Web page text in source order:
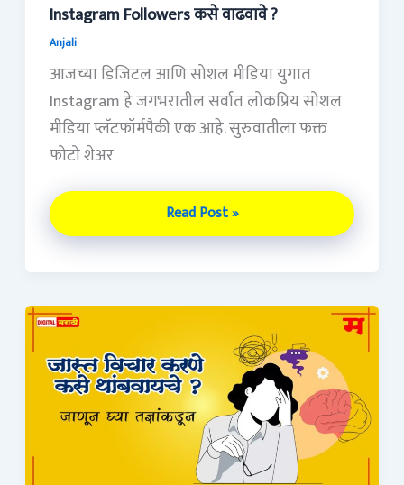
Instagram Followers कसे वाढवावे ?
Anjali
आजच्या डिजिटल आणि सोशल मीडिया युगात
Instagram हे जगभरातील सर्वात लोकप्रिय सोशल
मीडिया प्लॅटफॉर्मपैकी एक आहे. सुरुवातीला फक्त
फोटो शेअर
Read Post »
विचार
करणे
कसे
थांबवायचे?